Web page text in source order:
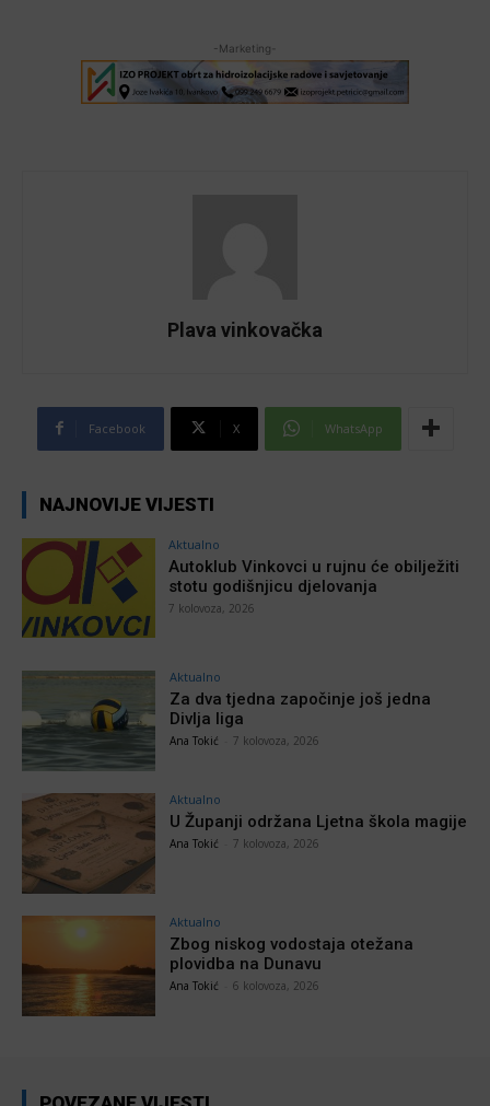
-Marketing-
Plava vinkovačka
Facebook X WhatsApp
NAJNOVIJE VIJESTI
Aktualno
Autoklub Vinkovci u rujnu će obilježiti
stotu godišnjicu djelovanja
7 kolovoza, 2026
Aktualno
Za dva tjedna započinje još jedna
Divlja liga
Ana Tokić 7 kolovoza, 2026
Aktualno
U Županji održana Ljetna škola magije
Ana Tokić 7 kolovoza, 2026
Aktualno
Zbog niskog vodostaja otežana
plovidba na Dunavu
Ana Tokić 6 kolovoza, 2026